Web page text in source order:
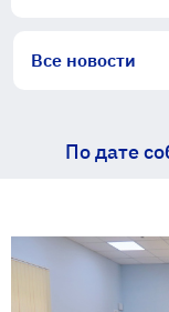
Все новости
По дате